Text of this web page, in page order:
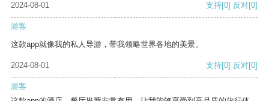
2024-08-01 支持[0] 反对[0]
游客
这款app就像我的私人导游，带我领略世界各地的美景。
2024-08-01 支持[0] 反对[0]
游客